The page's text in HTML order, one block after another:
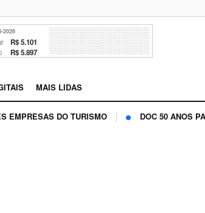
2026
R$ 5.101
R$ 5.897
MAIS LIDAS
EMPRESAS DO TURISMO DOC 50 ANOS